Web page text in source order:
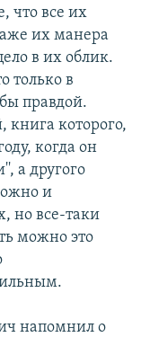
что все их
их манера
в их облик.
только в
правдой.
книга которого,
когда он
а другого
и
но все-таки
можно это
напомнил о